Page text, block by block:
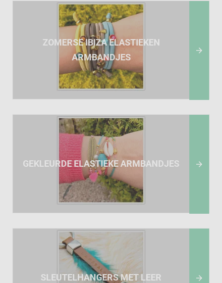
ZOMERSE IBIZA ELASTIEKEN
ARMBANDJES

GEKLEURDE ELASTIEKE ARMBANDJES 
SLEUTELHANGERS MET LEER 